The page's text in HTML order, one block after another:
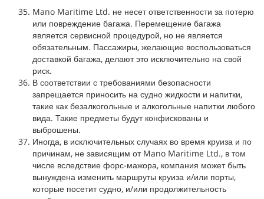
Mano Maritime Ltd. не несет ответственности за потерю
или повреждение багажа. Перемещение багажа
является сервисной процедурой, но не является
обязательным. Пассажиры, желающие воспользоваться
доставкой багажа, делают это исключительно на свой
риск.
В соответствии с требованиями безопасности
запрещается приносить на судно жидкости и напитки,
такие как безалкогольные и алкогольные напитки любого
вида. Такие предметы будут конфискованы и
выброшены.
Иногда, в исключительных случаях во время круиза и по
причинам, не зависящим от Mano Maritime Ltd., в том
числе вследствие форс-мажора, компания может быть
вынуждена изменить маршруты круиза и/или порты,
которые посетит судно, и/или продолжительность